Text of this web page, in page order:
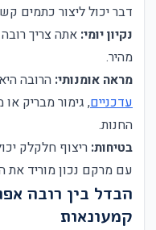
דבר יכול ליצור כתמים
נקיון יומי: אתה צריך
מהיר.
מראה אומנותי: הרובה
עדכניים, גימור מבריק
החנות.
בטיחות: ריצוף חלקלק
עם מרקם נכון מוריד את
הבדל בין רובה
קמעונאות